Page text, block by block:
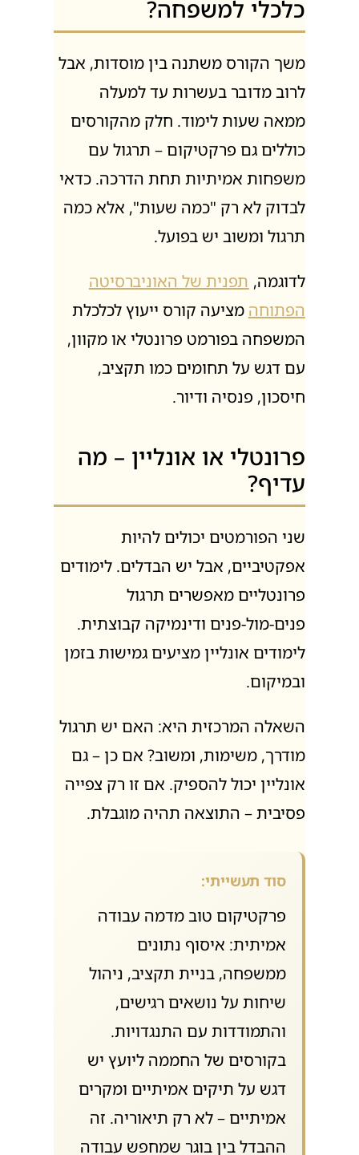
כלכלי למשפחה?
משך הקורס משתנה בין מוסדות, אבל
לרוב מדובר בעשרות עד למעלה
ממאה שעות לימוד. חלק מהקורסים
כוללים גם פרקטיקום – תרגול עם
משפחות אמיתיות תחת הדרכה. כדאי
לבדוק לא רק "כמה שעות", אלא כמה
לדוגמה, תפנית של האוניברסיטה
הפתוחהמציעה קורס ייעוץ לכלכלת
המשפחה בפורמט פרונטלי או מקוון,
עם דגש על תחומים כמו תקציב,
פרונטלי או אונליין – מה
עדיף?
שני הפורמטים יכולים להיות
אפקטיביים, אבל יש הבדלים. לימודים
פרונטליים מאפשרים תרגול
פנים-מול-פנים ודינמיקה קבוצתית.
לימודים אונליין מציעים גמישות בזמן
השאלה המרכזית היא: האם יש תרגול
מודרך, משימות, ומשוב? אם כן – גם
אונליין יכול להספיק. אם זו רק צפייה
פרקטיקום טוב מדמה עבודה
אמיתית: איסוף נתונים
ממשפחה, בניית תקציב, ניהול
שיחות על נושאים רגישים,
והתמודדות עם התנגדויות.
בקורסים של החממה ליועץ יש
דגש על תיקים אמיתיים ומקרים
אמיתיים – לא רק תיאוריה. זה